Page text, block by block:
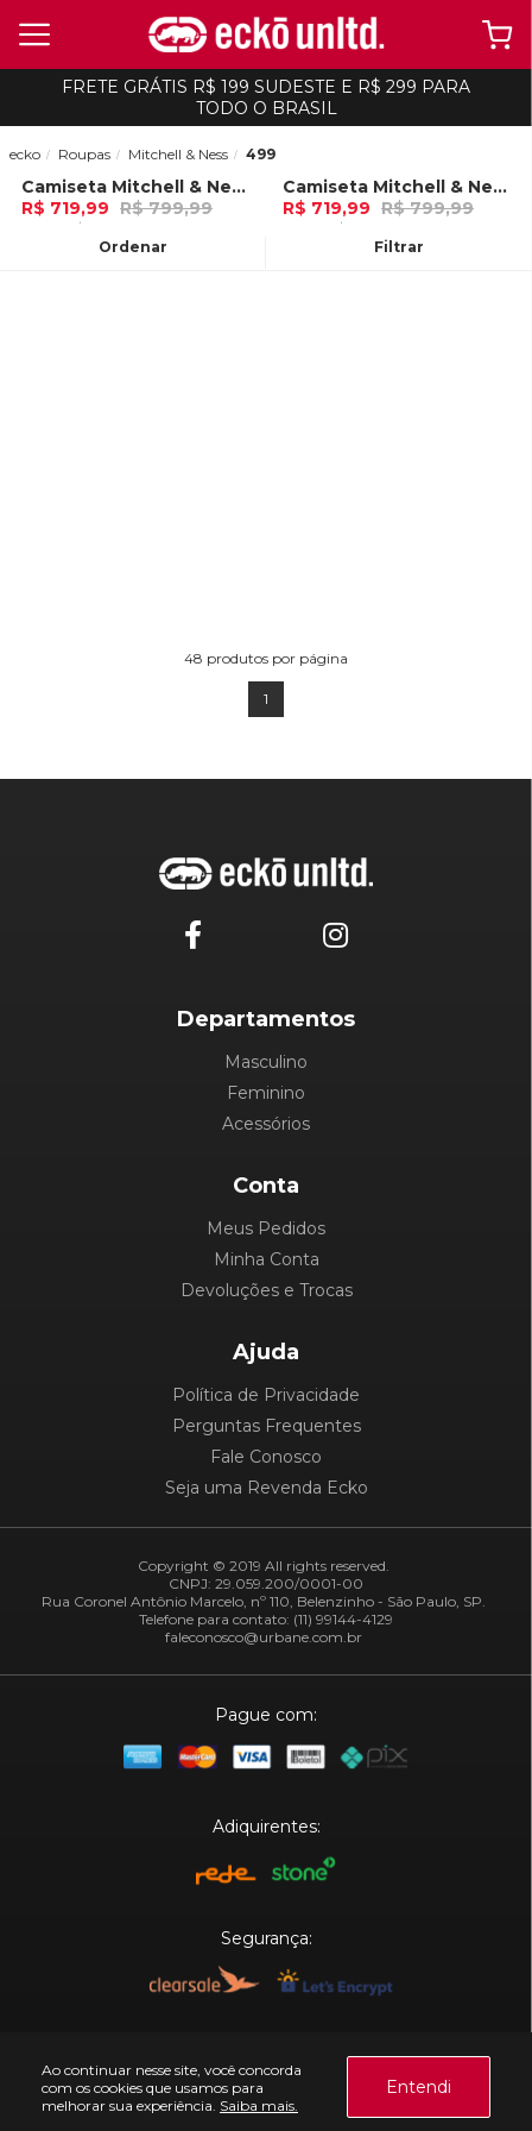
FRETE GRÁTIS R$ 199 SUDESTE E R$ 299 PARA
TODO O BRASIL
Ao continuar nesse site, você concorda
com os cookies que usamos para
melhorar sua experiência. Saiba mais.
Entendi
Ordenar Filtrar
ecko Roupas Mitchell & Ness 499
-10%Camiseta Mitchell & Ness Manga Curta Swingman Camuflada Los Angeles Lakers Verde
R$ 719,99 R$ 799,99
12x de R$ 59,99 Ou
-10%Camiseta Mitchell & Ness Manga Curta Swingman Camuflada Chicago Bulls Verde
R$ 719,99 R$ 799,99
12x de R$ 59,99 Ou
48 produtos por página
1
Departamentos
Masculino
Feminino
Acessórios
Conta
Meus Pedidos
Minha Conta
Devoluções e Trocas
Ajuda
Política de Privacidade
Perguntas Frequentes
Fale Conosco
Seja uma Revenda Ecko
Copyright © 2019 All rights reserved.
CNPJ: 29.059.200/0001-00
Rua Coronel Antônio Marcelo, nº 110, Belenzinho - São Paulo, SP.
Telefone para contato: (11) 99144-4129
faleconosco@urbane.com.br
Pague com:
Adiquirentes:
Segurança: